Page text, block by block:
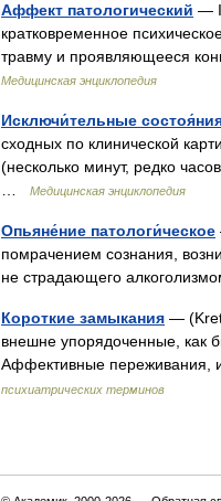
Аффект патологический — I
кратковременное
травму и проявляющееся
Медицинская энциклопедия
Исключи́тельные
сходных по клинической
(несколько минут, редко
Медицинская энциклопедия
Опьяне́ние патологи́ческое
помрачением сознания,
не страдающего
Короткие замыкания —
внешне упорядоченные, как
Аффективные переживания,
психиатрических терминов